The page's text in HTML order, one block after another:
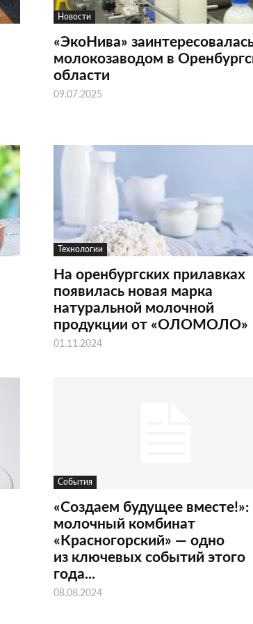
Новости
«ЭкоНива»
молокозаводом в
области
09.07.2025
Технологии
На оренбургских прилавках
появилась новая марка
натуральной молочной
продукции от «ОЛОМОЛО»
01.11.2024
События
«Создаем будущее вместе!»:
молочный комбинат
«Красногорский» — одно
из ключевых событий этого
года...
08.08.2024